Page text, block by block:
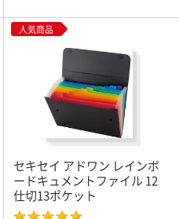
人気商品
セキセイ アドワン レインボ
ードキュメントファイル 12
仕切13ポケット